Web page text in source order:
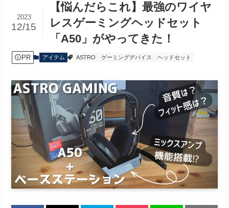
【悩んだらこれ】最強のワイヤ
レスゲーミングヘッドセット
「A50」がやってきた！
2023
12/15
PR アイテム ASTRO ゲーミングデバイス ヘッドセット